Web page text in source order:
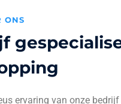
ONS
ervaring van onze